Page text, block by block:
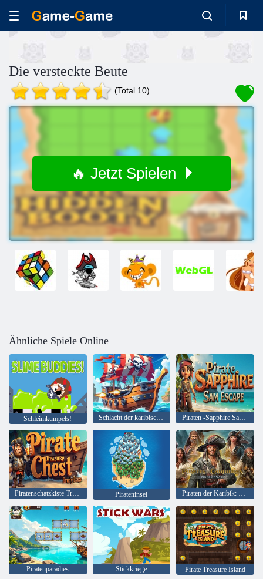
Die versteckte Beute
(Total 10)
🔥 Jetzt Spielen
Ähnliche Spiele Online
Schleimkumpels! Schlacht der karibischen Schlacht der Piraten Piraten -Sapphire Sam Flucht
Piratenschatzkiste Trudy entkommen Pirateninsel Piraten der Karibik: Kriegszeiten des Krieges
Piratenparadies Stickkriege Pirate Treasure Island